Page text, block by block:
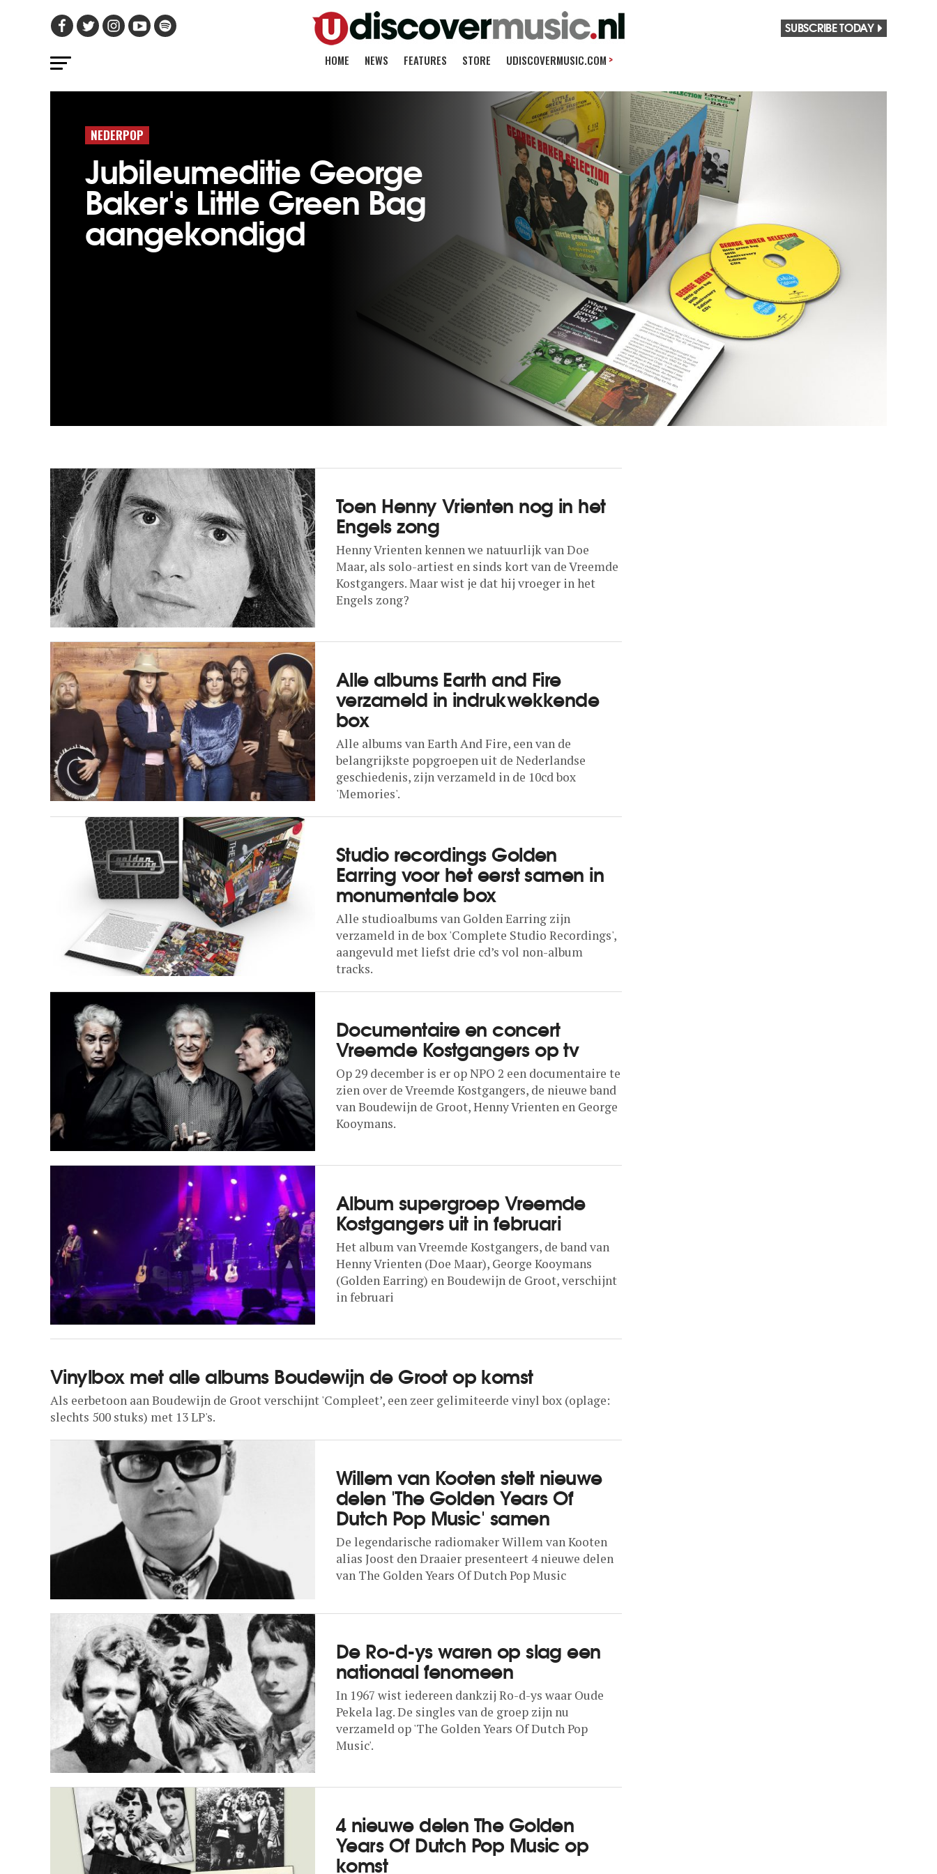
SUBSCRIBE TODAY
HOME NEWS FEATURES STORE UDISCOVERMUSIC.COM >
NEDERPOP
Jubileumeditie George
Baker's Little Green Bag
aangekondigd
Toen Henny Vrienten nog in het
Engels zong
Henny Vrienten kennen we natuurlijk van Doe
Maar, als solo-artiest en sinds kort van de Vreemde
Kostgangers. Maar wist je dat hij vroeger in het
Engels zong?
Alle albums Earth and Fire
verzameld in indrukwekkende
box
Alle albums van Earth And Fire, een van de
belangrijkste popgroepen uit de Nederlandse
geschiedenis, zijn verzameld in de 10cd box
'Memories'.
Studio recordings Golden
Earring voor het eerst samen in
monumentale box
Alle studioalbums van Golden Earring zijn
verzameld in de box 'Complete Studio Recordings',
aangevuld met liefst drie cd’s vol non-album
tracks.
Documentaire en concert
Vreemde Kostgangers op tv
Op 29 december is er op NPO 2 een documentaire te
zien over de Vreemde Kostgangers, de nieuwe band
van Boudewijn de Groot, Henny Vrienten en George
Kooymans.
Album supergroep Vreemde
Kostgangers uit in februari
Het album van Vreemde Kostgangers, de band van
Henny Vrienten (Doe Maar), George Kooymans
(Golden Earring) en Boudewijn de Groot, verschijnt
in februari
Vinylbox met alle albums Boudewijn de Groot op komst
Als eerbetoon aan Boudewijn de Groot verschijnt 'Compleet’, een zeer gelimiteerde vinyl box (oplage:
slechts 500 stuks) met 13 LP's.
Willem van Kooten stelt nieuwe
delen 'The Golden Years Of
Dutch Pop Music' samen
De legendarische radiomaker Willem van Kooten
alias Joost den Draaier presenteert 4 nieuwe delen
van The Golden Years Of Dutch Pop Music
De Ro-d-ys waren op slag een
nationaal fenomeen
In 1967 wist iedereen dankzij Ro-d-ys waar Oude
Pekela lag. De singles van de groep zijn nu
verzameld op 'The Golden Years Of Dutch Pop
Music'.
4 nieuwe delen The Golden
Years Of Dutch Pop Music op
komst